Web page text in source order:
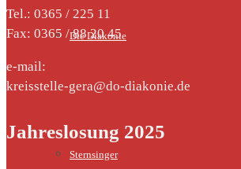
Die Diakonie
Sternsinger
Tel.: 0365 / 225 11
Fax: 0365 / 88 20 45
e-mail:
kreisstelle-gera@do-diakonie.de
Jahreslosung 2025